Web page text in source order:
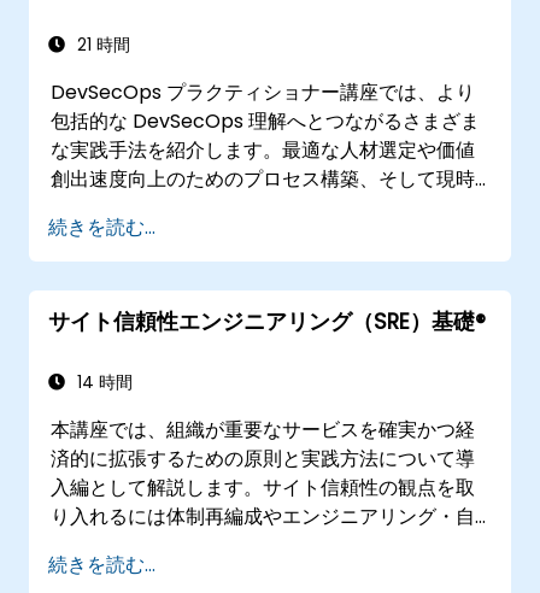
21 時間
DevSecOps プラクティショナー講座では、より
包括的な DevSecOps 理解へとつながるさまざま
な実践手法を紹介します。最適な人材選定や価値
創出速度向上のためのプロセス構築、そして現時
いて学ぶことができます。DevSecOps スキルお
よび認識度の強化を目指す、最近組織変革を行っ
たばかりの企業向けに最適設計されています。
続きを読む...
サイト信頼性エンジニアリング（SRE）基礎®
14 時間
本講座では、組織が重要なサービスを確実かつ経
済的に拡張するための原則と実践方法について導
入編として解説します。サイト信頼性の観点を取
り入れるには体制再編成やエンジニアリング・自
なります。
続きを読む...